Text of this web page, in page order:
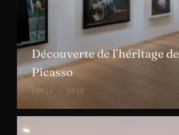
Découverte de l’héritage de
Picasso
PARIS · 2020